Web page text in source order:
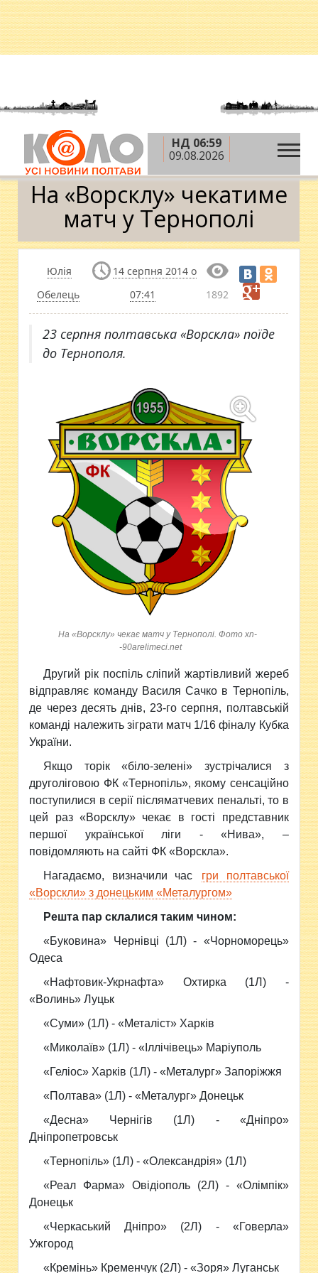
НД 06:59
09.08.2026
Головна » Новини » Спорт »На «Ворсклу»
чекатиме матч у Тернополі
На «Ворсклу» чекатиме
матч у Тернополі
Юлія
Обелець
14 серпня 2014 о
07:41
1892
23 серпня полтавська «Ворскла» поїде
до Тернополя.
На «Ворсклу» чекає матч у Тернополі. Фото xn-
-90arelimeci.net
Другий рік поспіль сліпий жартівливий жереб
відправляє команду Василя Сачко в Тернопіль,
де через десять днів, 23-го серпня, полтавській
команді належить зіграти матч 1/16 фіналу Кубка
України.
Якщо торік «біло-зелені» зустрічалися з
друголіговою ФК «Тернопіль», якому сенсаційно
поступилися в серії післяматчевих пенальті, то в
цей раз «Ворсклу» чекає в гості представник
першої української ліги - «Нива», –
повідомляють на сайті ФК «Ворскла».
Нагадаємо, визначили час
гри полтавської
«Ворскли» з донецьким «Металургом»
Решта пар склалися таким чином:
«Буковина» Чернівці (1Л) - «Чорноморець»
Одеса
«Нафтовик-Укрнафта» Охтирка (1Л) -
«Волинь» Луцьк
«Суми» (1Л) - «Металіст» Харків
«Миколаїв» (1Л) - «Іллічівець» Маріуполь
«Геліос» Харків (1Л) - «Металург» Запоріжжя
«Полтава» (1Л) - «Металург» Донецьк
«Десна» Чернігів (1Л) - «Дніпро»
Дніпропетровськ
«Тернопіль» (1Л) - «Олександрія» (1Л)
«Реал Фарма» Овідіополь (2Л) - «Олімпік»
Донецьк
«Черкаський Дніпро» (2Л) - «Говерла»
Ужгород
«Кремінь» Кременчук (2Л) - «Зоря» Луганськ